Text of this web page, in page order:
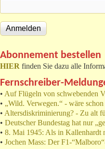
Abonnement bestellen
HIER finden Sie dazu alle
Fernschreiber-
• Auf Flügeln von schwebenden
• „Wild. Verwegen.“ - wäre
• Altersdiskriminierung? - Zu alt
• Deutscher Bundestag hat nur
• 8. Mai 1945: Als in Kallenhardt
• Jochen Mass: Der F1-